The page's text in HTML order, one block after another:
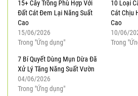
15+ Cây Trồng Phù Hợp Với
Đất Cát Đem Lại Năng Suất
Cao
15/06/2026
Trong "Ứng dụng"
10 Loại
Cát Chịu
Cao
10/06/
Trong
7 Bí Quyết Dùng Mụn Dừa Đã
Xử Lý Tăng Năng Suất Vườn
04/06/2026
Trong "Ứng dụng"